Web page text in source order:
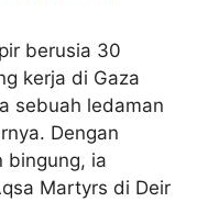
berusia 30
kerja di Gaza
sebuah ledaman
Dengan
bingung, ia
Martyrs di Deir